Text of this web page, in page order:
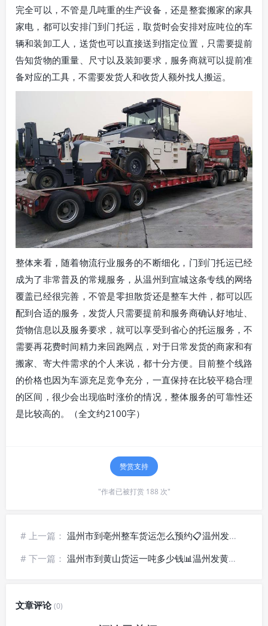
完全可以，不管是几吨重的生产设备，还是整套搬家的家具
家电，都可以安排门到门托运，取货时会安排对应吨位的车
辆和装卸工人，送货也可以直接送到指定位置，只需要提前
告知货物的重量、尺寸以及装卸要求，服务商就可以提前准
备对应的工具，不需要发货人和收货人额外找人搬运。
整体来看，随着物流行业服务的不断细化，门到门托运已经
成为了非常普及的常规服务，从温州到宣城这条专线的网络
覆盖已经很完善，不管是零担散货还是整车大件，都可以匹
配到合适的服务，发货人只需要提前和服务商确认好地址、
货物信息以及服务要求，就可以享受到省心的托运服务，不
需要再花费时间精力来回跑网点，对于日常发货的商家和有
搬家、寄大件需求的个人来说，都十分方便。目前整个线路
的价格也因为车源充足竞争充分，一直保持在比较平稳合理
的区间，很少会出现临时涨价的情况，整体服务的可靠性还
是比较高的。（全文约2100字）
赞赏支持
"作者已被打赏 188 次"
# 上一篇： 温州市到亳州整车货运怎么预约📋温州发亳州货运公司_定制包车方案
# 下一篇： 温州市到黄山货运一吨多少钱📊温州发黄山货运公司_实时运价查询
文章评论(0)